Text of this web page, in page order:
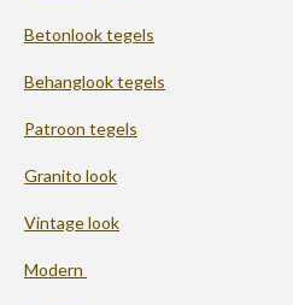
Betonlook tegels
Behanglook tegels
Patroon tegels
Granito look
Vintage look
Modern